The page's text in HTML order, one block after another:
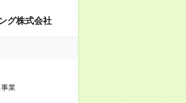
グ株式会社
業